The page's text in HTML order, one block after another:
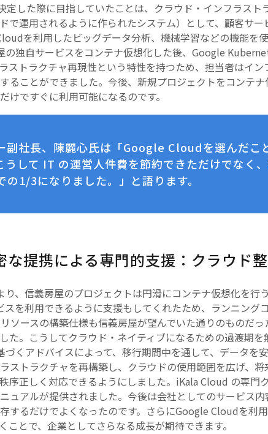
した際に目指していたことは、クラウド・インフラスト
で運用されるように作られたシステム）として、顧客サ
を利用したビッグデータ分析、機械学習などの機能を
独自サービスをコンテナ仮想化した後、Google
ストラクチャ再現性という特性を持つため、担当者はイ
ることができました。今後、新規プロジェクトをコンテ
けですぐに利用可能になるのです。
副社長、陳麗心氏は「Google Cloudを選んだこ
して IT の運営人件費を節約できただけでなく
1/3になりました。」と語ります。
提携による専門的支援：クラウド
、信義房屋のプロジェクトは円滑にコンテナ仮想化を行
を利用できるように支援もしてくれたため、ランニング
ソースの構築仕様も信義房屋が望んでいた通りのものだ
た。こうしてクラウド・ネイティブになるための過渡期を
くアドバイスによって、移行期間中を通して、データを
ストラクチャを再構築し、クラウドの使用範囲を広げ、
序正しく対応できるようにしました。iKala Cloud の専門
ュアルが提供されました。今後は会社としてのサービス
するだけでよくなったのです。さらにGoogle Cloudを利
とで、企業としてさらなる成長が期待できます。